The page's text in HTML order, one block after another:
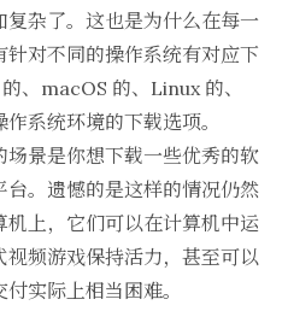
杂了。这也是为什么在每一
对不同的操作系统有对应下
、macOS 的、Linux 的、
系统环境的下载选项。
景是你想下载一些优秀的软
。遗憾的是这样的情况仍然
上，它们可以在计算机中运
频游戏保持活力，甚至可以
实际上相当困难。